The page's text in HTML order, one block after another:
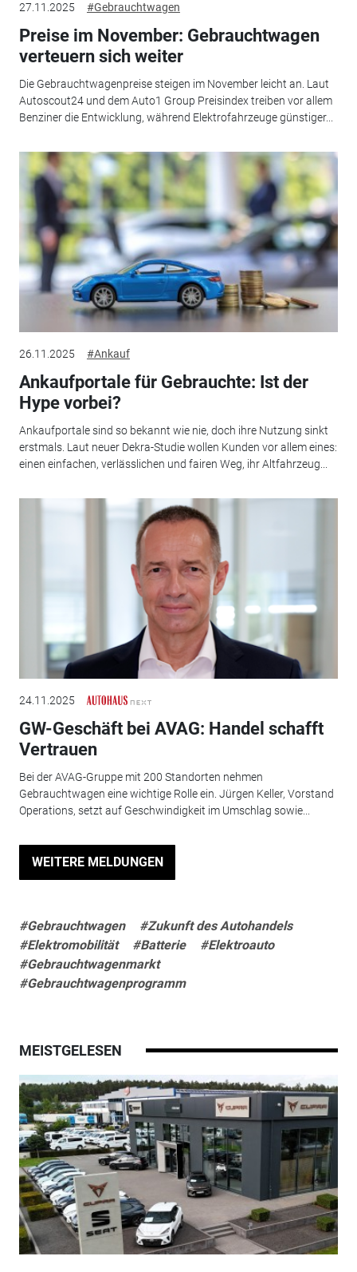
27.11.2025 #Gebrauchtwagen
Preise im November: Gebrauchtwagen
verteuern sich weiter
Die Gebrauchtwagenpreise steigen im November leicht an. Laut
Autoscout24 und dem Auto1 Group Preisindex treiben vor allem
Benziner die Entwicklung, während Elektrofahrzeuge günstiger...
26.11.2025 #Ankauf
Ankaufportale für Gebrauchte: Ist der
Hype vorbei?
Ankaufportale sind so bekannt wie nie, doch ihre Nutzung sinkt
erstmals. Laut neuer Dekra-Studie wollen Kunden vor allem eines:
einen einfachen, verlässlichen und fairen Weg, ihr Altfahrzeug...
24.11.2025
GW-Geschäft bei AVAG: Handel schafft
Vertrauen
Bei der AVAG-Gruppe mit 200 Standorten nehmen
Gebrauchtwagen eine wichtige Rolle ein. Jürgen Keller, Vorstand
Operations, setzt auf Geschwindigkeit im Umschlag sowie...
WEITERE MELDUNGEN
#Gebrauchtwagen
#Zukunft des Autohandels
#Elektromobilität
#Batterie
#Elektroauto
#Gebrauchtwagenmarkt
#Gebrauchtwagenprogramm
MEISTGELESEN